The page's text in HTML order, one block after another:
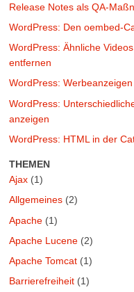
Release Notes als QA-
WordPress: Den oembed-
WordPress: Ähnliche
entfernen
WordPress:
WordPress:
anzeigen
WordPress: HTML in der
THEMEN
Ajax (1)
Allgemeines (2)
Apache (1)
Apache Lucene (2)
Apache Tomcat (1)
Barrierefreiheit (1)